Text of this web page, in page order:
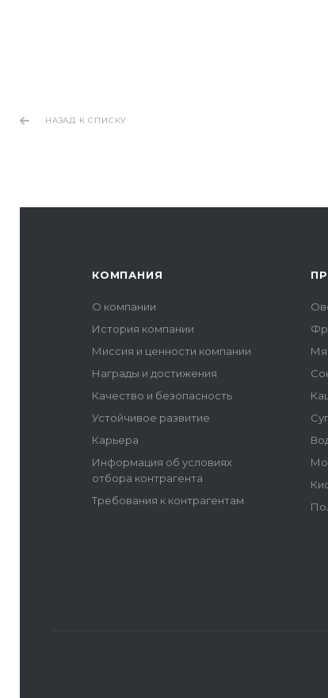
НАЗАД К СПИСКУ
КОМПАНИЯ
О компании
История компании
Миссия и ценности компании
Награды и достижения
Качество и безопасность
Устойчивое развитие
Карьера
Информация об условиях
отбора контрагента
Требования к контрагентам